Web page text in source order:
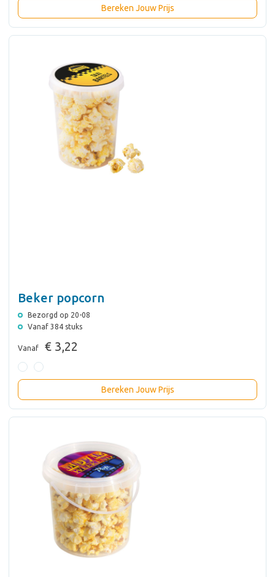
Bereken Jouw Prijs
Beker popcorn
Bezorgd op 20-08
Vanaf 384 stuks
Vanaf € 3,22
Bereken Jouw Prijs